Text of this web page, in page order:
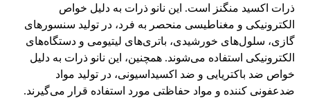
ذرات اکسید منگنز است. این نانو ذرات به دلیل خواص
الکترونیکی و مغناطیسی منحصر به فرد، در تولید سنسورهای
گازی، سلول‌های خورشیدی، باتری‌های لیتیومی و دستگاه‌های
الکترونیکی استفاده می‌شوند. همچنین، این نانو ذرات به دلیل
خواص ضد باکتریایی و ضد اکسیداسیونی، در تولید مواد
ضدعفونی کننده و مواد حفاظتی مورد استفاده قرار می‌گیرند.